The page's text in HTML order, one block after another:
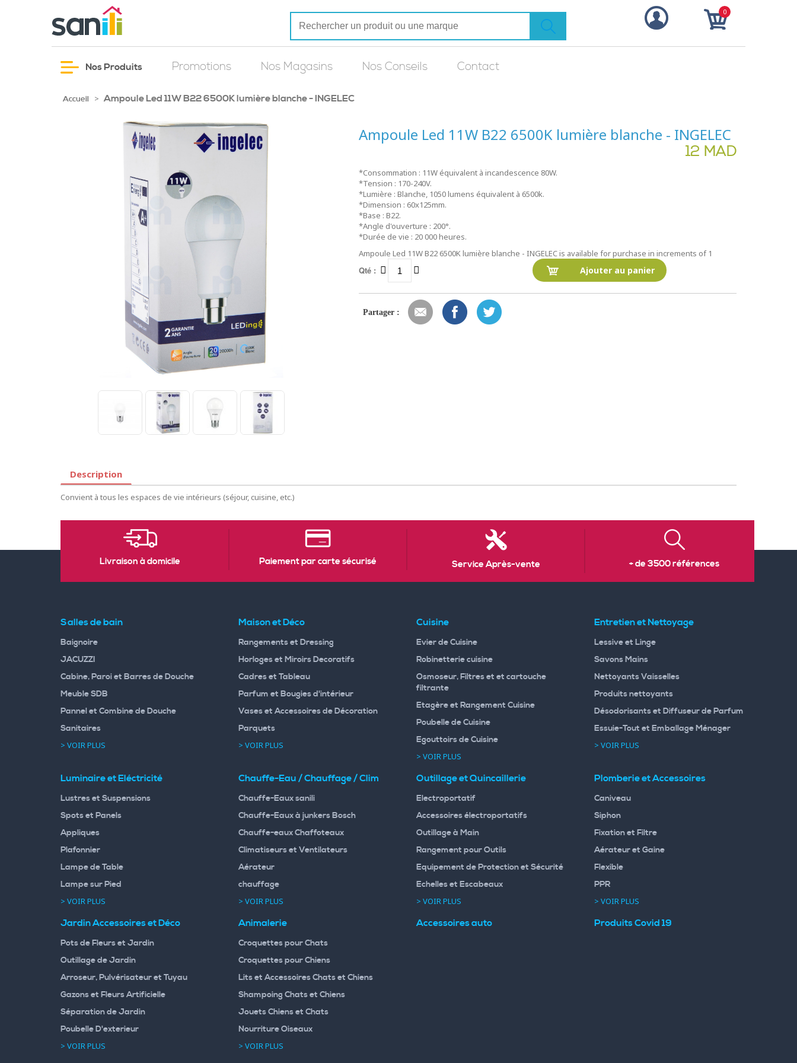
0
Nos Produits Promotions Nos Magasins Nos Conseils Contact
Accueil > Ampoule Led 11W B22 6500K lumière blanche - INGELEC
Ampoule Led 11W B22 6500K lumière blanche - INGELEC
12 MAD
*Consommation : 11W équivalent à incandescence 80W.
*Tension : 170-240V.
*Lumière : Blanche, 1050 lumens équivalent à 6500k.
*Dimension : 60x125mm.
*Base : B22.
*Angle d'ouverture : 200°.
*Durée de vie : 20 000 heures.
Ampoule Led 11W B22 6500K lumière blanche - INGELEC is available for purchase in increments of 1
Qté : Ajouter au panier
Partager :
Description
Convient à tous les espaces de vie intérieurs (séjour, cuisine, etc.)
Livraison à domicile Paiement par carte sécurisé Service Après-vente + de 3500 références
Salles de bain
Baignoire
JACUZZI
Cabine, Paroi et Barres de Douche
Meuble SDB
Pannel et Combine de Douche
Sanitaires
> VOIR PLUS
Maison et Déco
Rangements et Dressing
Horloges et Miroirs Decoratifs
Cadres et Tableau
Parfum et Bougies d'intérieur
Vases et Accessoires de Décoration
Parquets
> VOIR PLUS
Cuisine
Evier de Cuisine
Robinetterie cuisine
Osmoseur, Filtres et et cartouche
filtrante
Etagère et Rangement Cuisine
Poubelle de Cuisine
Egouttoirs de Cuisine
> VOIR PLUS
Entretien et Nettoyage
Lessive et Linge
Savons Mains
Nettoyants Vaisselles
Produits nettoyants
Désodorisants et Diffuseur de Parfum
Essuie-Tout et Emballage Ménager
> VOIR PLUS
Luminaire et Eléctricité
Lustres et Suspensions
Spots et Panels
Appliques
Plafonnier
Lampe de Table
Lampe sur Pied
> VOIR PLUS
Chauffe-Eau / Chauffage / Clim
Chauffe-Eaux sanili
Chauffe-Eaux à junkers Bosch
Chauffe-eaux Chaffoteaux
Climatiseurs et Ventilateurs
Aérateur
chauffage
> VOIR PLUS
Outillage et Quincaillerie
Electroportatif
Accessoires électroportatifs
Outillage à Main
Rangement pour Outils
Equipement de Protection et Sécurité
Echelles et Escabeaux
> VOIR PLUS
Plomberie et Accessoires
Caniveau
Siphon
Fixation et Filtre
Aérateur et Gaine
Flexible
PPR
> VOIR PLUS
Jardin Accessoires et Déco
Pots de Fleurs et Jardin
Outillage de Jardin
Arroseur, Pulvérisateur et Tuyau
Gazons et Fleurs Artificielle
Séparation de Jardin
Poubelle D'exterieur
> VOIR PLUS
Animalerie
Croquettes pour Chats
Croquettes pour Chiens
Lits et Accessoires Chats et Chiens
Shampoing Chats et Chiens
Jouets Chiens et Chats
Nourriture Oiseaux
> VOIR PLUS
Accessoires auto Produits Covid 19